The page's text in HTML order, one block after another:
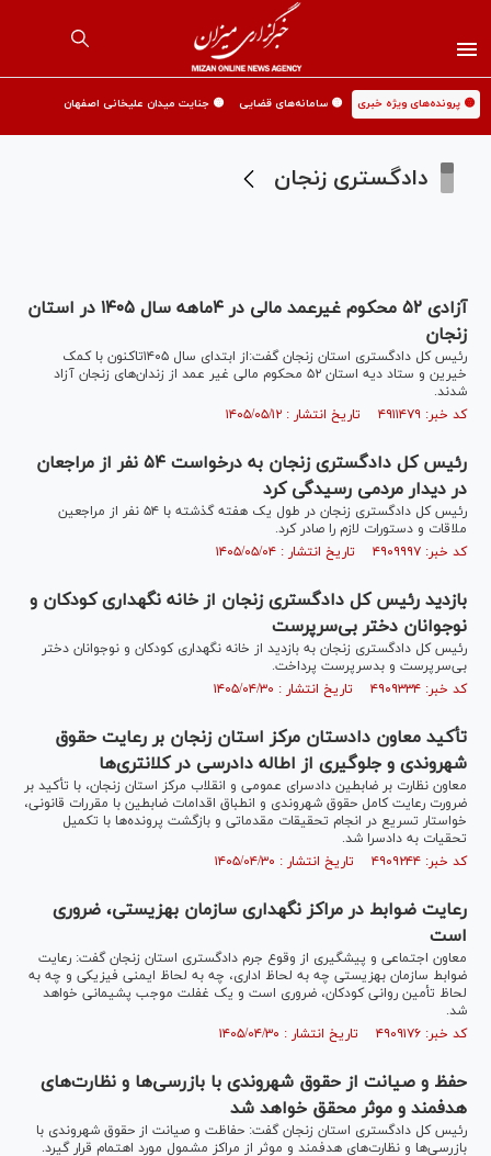
🟡 پرونده‌های ویژه خبری 🟡 سامانه‌های قضایی 🟡 جنایت میدان علیخانی اصفهان
دادگستری زنجان
آزادی ۵۲ محکوم غیرعمد مالی در ۴ماهه سال ۱۴۰۵ در استان
زنجان
رئیس کل دادگستری استان زنجان گفت:از ابتدای سال ۱۴۰۵تاکنون با کمک
خیرین و ستاد دیه استان ۵۲ محکوم مالی غیر عمد از زندان‌های زنجان آزاد
شدند.
کد خبر: ۴۹۱۱۴۷۹ تاریخ انتشار : ۱۴۰۵/۰۵/۱۲
رئیس کل دادگستری زنجان به درخواست ۵۴ نفر از مراجعان
در دیدار مردمی رسیدگی کرد
رئیس کل دادگستری زنجان در طول یک هفته گذشته با ۵۴ نفر از مراجعین
ملاقات و دستورات لازم را صادر کرد.
کد خبر: ۴۹۰۹۹۹۷ تاریخ انتشار : ۱۴۰۵/۰۵/۰۴
بازدید رئیس کل دادگستری زنجان از خانه نگهداری کودکان و
نوجوانان دختر بی‌سرپرست
رئیس کل دادگستری زنجان به بازدید از خانه نگهداری کودکان و نوجوانان دختر
بی‌سرپرست و بدسرپرست پرداخت.
کد خبر: ۴۹۰۹۳۳۴ تاریخ انتشار : ۱۴۰۵/۰۴/۳۰
تأکید معاون دادستان مرکز استان زنجان بر رعایت حقوق
شهروندی و جلوگیری از اطاله دادرسی در کلانتری‌ها
معاون نظارت بر ضابطین دادسرای عمومی و انقلاب مرکز استان زنجان، با تأکید بر
ضرورت رعایت کامل حقوق شهروندی و انطباق اقدامات ضابطین با مقررات قانونی،
خواستار تسریع در انجام تحقیقات مقدماتی و بازگشت پرونده‌ها با تکمیل
تحقیات به دادسرا شد.
کد خبر: ۴۹۰۹۲۴۴ تاریخ انتشار : ۱۴۰۵/۰۴/۳۰
رعایت ضوابط در مراکز نگهداری سازمان بهزیستی، ضروری
است
معاون اجتماعی و پیشگیری از وقوع جرم دادگستری استان زنجان گفت: رعایت
ضوابط سازمان بهزیستی چه به لحاظ اداری، چه به لحاظ ایمنی فیزیکی و چه به
لحاظ تأمین روانی کودکان، ضروری است و یک غفلت موجب پشیمانی خواهد
شد.
کد خبر: ۴۹۰۹۱۷۶ تاریخ انتشار : ۱۴۰۵/۰۴/۳۰
حفظ و صیانت از حقوق شهروندی با بازرسی‌ها و نظارت‌های
هدفمند و موثر محقق خواهد شد
رئیس کل دادگستری استان زنجان گفت: حفاظت و صیانت از حقوق شهروندی با
بازرسی‌ها و نظارت‌های هدفمند و موثر از مراکز مشمول مورد اهتمام قرار گیرد.